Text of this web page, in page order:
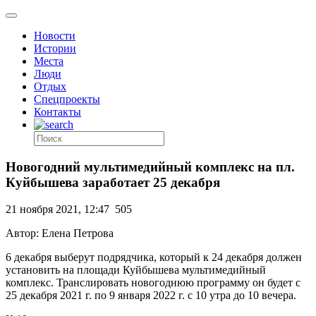
Новости
Истории
Места
Люди
Отдых
Спецпроекты
Контакты
Новогодний мультимедийный комплекс на пл.
Куйбышева заработает 25 декабря
21 ноября 2021, 12:47 505
Автор: Елена Петрова
6 декабря выберут подрядчика, который к 24 декабря должен
установить на площади Куйбышева мультимедийный
комплекс. Транслировать новогоднюю программу он будет с
25 декабря 2021 г. по 9 января 2022 г. с 10 утра до 10 вечера.